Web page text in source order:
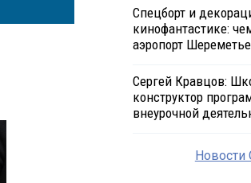
Спецборт и
кинофантастике:
аэропорт
Сергей Кравцов:
конструктор
внеурочной